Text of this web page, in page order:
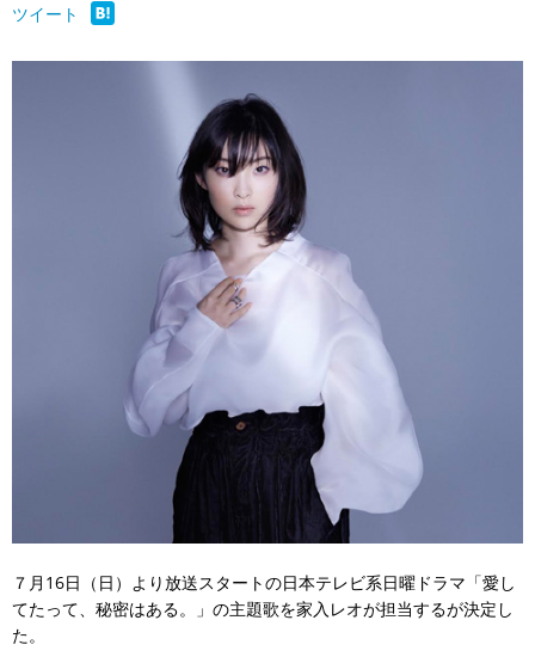
ツイート
７月16日（日）より放送スタートの日本テレビ系日曜ドラマ「愛し
てたって、秘密はある。」の主題歌を家入レオが担当するが決定し
た。